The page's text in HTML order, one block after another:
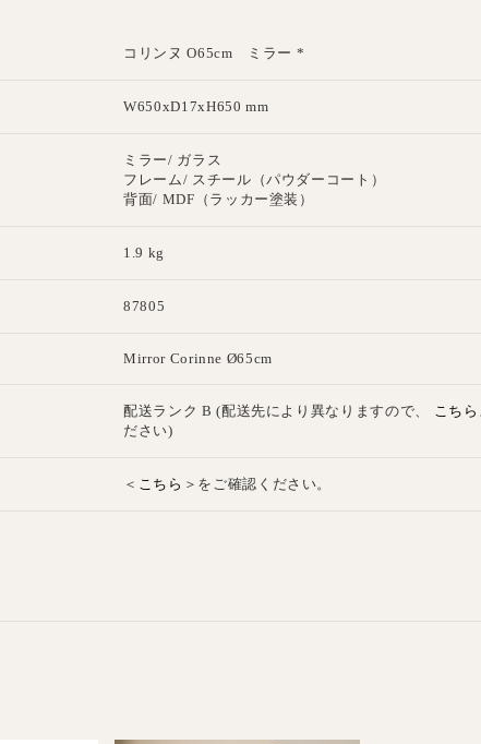
コリンヌ O65cm ミラー *
W650xD17xH650 mm
ミラー/ ガラス
フレーム/ スチール（パウダーコート）
背面/ MDF（ラッカー塗装）
1.9 kg
87805
Mirror Corinne Ø65cm
配送ランク B (配送先により異なりますので、 こちら
ださい)
＜ こちら ＞をご確認ください。